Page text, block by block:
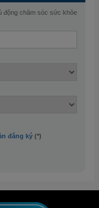
động chăm sóc sức khỏe
đăng ký (*)